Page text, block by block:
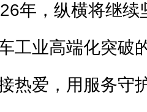
，纵横将继续
工业高端化突破
热爱，用服务守